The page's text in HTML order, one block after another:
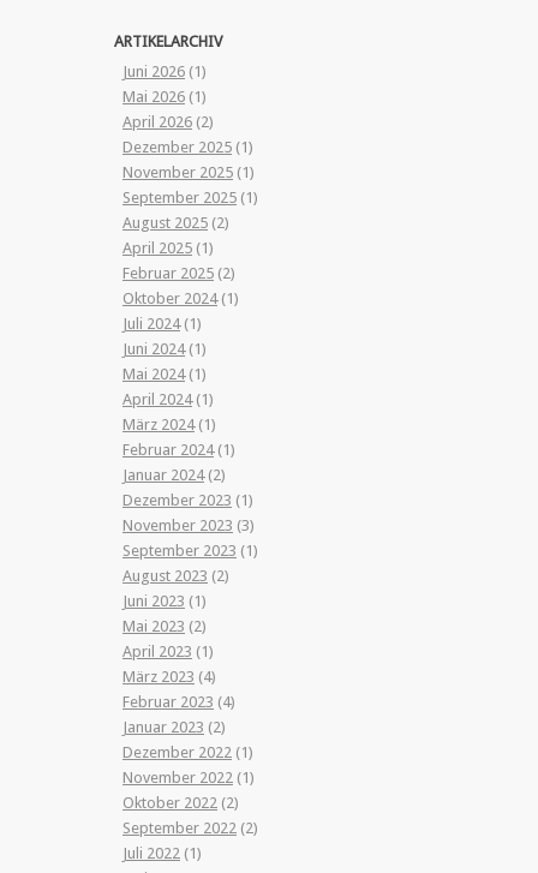
ARTIKELARCHIV
Juni 2026 (1)
Mai 2026 (1)
April 2026 (2)
Dezember 2025 (1)
November 2025 (1)
September 2025 (1)
August 2025 (2)
April 2025 (1)
Februar 2025 (2)
Oktober 2024(1)
Juli 2024(1)
Juni 2024(1)
Mai 2024(1)
April 2024(1)
März 2024(1)
Februar 2024(1)
Januar 2024(2)
Dezember 2023 (1)
November 2023 (3)
September 2023 (1)
August 2023 (2)
Juni 2023 (1)
Mai 2023 (2)
April 2023 (1)
März 2023 (4)
Februar 2023 (4)
Januar 2023 (2)
Dezember 2022 (1)
November 2022 (1)
Oktober 2022 (2)
September 2022 (2)
Juli 2022 (1)